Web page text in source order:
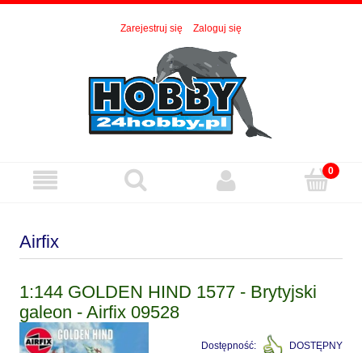
Zarejestruj się Zaloguj się
Airfix
1:144 GOLDEN HIND 1577 - Brytyjski
galeon - Airfix 09528
Dostępność:
DOSTĘPNY